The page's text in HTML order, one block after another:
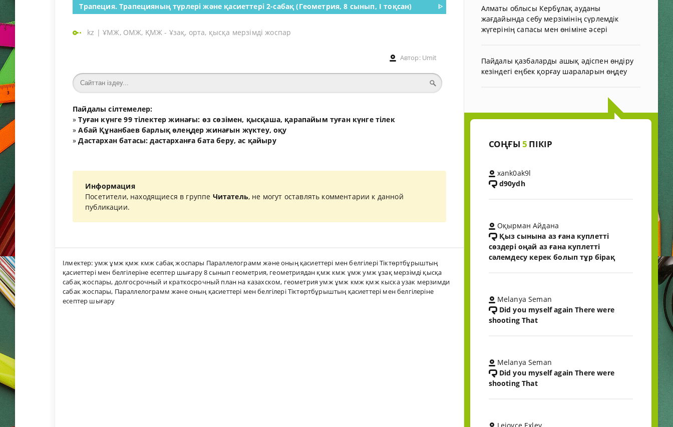
Трапеция. Трапецияның түрлері және қасиеттері 2-сабақ (Геометрия, 8 сынып, I тоқсан)
ᐈ
kz |ҰМЖ, ОМЖ, ҚМЖ - Ұзақ, орта, қысқа мерзімді жоспар
Автор: Umit
Пайдалы сілтемелер:
»Туған күнге 99 тілектер жинағы: өз сөзімен, қысқаша, қарапайым туған күнге тілек
»Абай Құнанбаев барлық өлеңдер жинағын жүктеу, оқу
»Дастархан батасы: дастарханға бата беру, ас қайыру
Информация
Посетители, находящиеся в группе Читатель, не могут оставлять комментарии к данной
публикации.
Ілмектер: умж ұмж қмж кмж сабақ жоспары Параллелограмм және оның қасиеттері мен белгілері Тіктөртбұрыштың
қасиеттері мен белгілеріне есептер шығару 8 сынып геометрия, геометриядан қмж кмж ұмж умж ұзақ мерзімді қысқа
сабақ жоспары, долгосрочный и краткосрочный план на казахском, геометрия умж ұмж кмж қмж кыска узак мерзимди
сабак жоспары, Параллелограмм және оның қасиеттері мен белгілері Тіктөртбұрыштың қасиеттері мен белгілеріне
есептер шығару
Алматы облысы Кербұлақ ауданы
жағдайында себу мерзімінің сүрлемдік
жүгерінің сапасы мен өніміне әсері
Пайдалы қазбаларды ашық әдіспен өндіру
кезіндегі еңбек қорғау шараларын өңдеу
СОҢҒЫ 5 ПІКІР
xank0ak9l
d90ydh
Оқырман Айдана
Қыз сынына аз ғана куплетті
сөздері оңай аз ғана куплетті
сәлемдесу керек болып тұр бірақ
Melanya Seman
Did you myself again There were
shooting That
Melanya Seman
Did you myself again There were
shooting That